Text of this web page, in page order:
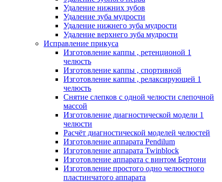
Удаление нижних зубов
Удаление зуба мудрости
Удаление нижнего зуба мудрости
Удаление верхнего зуба мудрости
Исправление прикуса
Изготовление каппы , ретенционой 1
челюсть
Изготовление каппы , спортивной
Изготовление каппы , релаксирующей 1
челюсть
Снятие слепков с одной челюсти слепочной
массой
Изготовление диагностической модели 1
челюсти
Расчёт диагностической моделей челюстей
Изготовление аппарата Pendilum
Изготовление аппарата Twinblock
Изготовление аппарата с винтом Бертони
Изготовление простого одно челюстного
пластинчатого аппарата